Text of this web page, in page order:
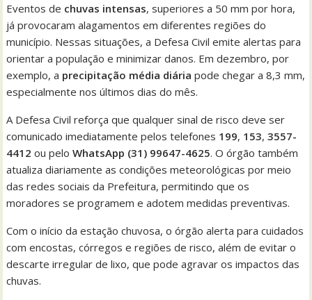
Eventos de chuvas intensas, superiores a 50 mm por hora,
já provocaram alagamentos em diferentes regiões do
município. Nessas situações, a Defesa Civil emite alertas para
orientar a população e minimizar danos. Em dezembro, por
exemplo, a precipitação média diária pode chegar a 8,3 mm,
especialmente nos últimos dias do mês.
A Defesa Civil reforça que qualquer sinal de risco deve ser
comunicado imediatamente pelos telefones 199, 153,3557-
4412 ou peloWhatsApp (31) 99647-4625. O órgão também
atualiza diariamente as condições meteorológicas por meio
das redes sociais da Prefeitura, permitindo que os
moradores se programem e adotem medidas preventivas.
Com o início da estação chuvosa, o órgão alerta para cuidados
com encostas, córregos e regiões de risco, além de evitar o
descarte irregular de lixo, que pode agravar os impactos das
chuvas.